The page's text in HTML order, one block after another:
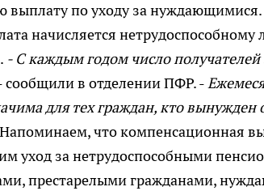
по уходу за
начисляется нетрудоспособному
- С каждым годом число
сообщили в отделении ПФР. -
для тех граждан, кто вынужден
Напоминаем, что компенсационная
уход за нетрудоспособными
престарелыми гражданами,